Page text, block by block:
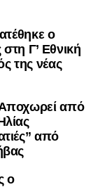
για να
Ελλάδα και τον
στο
ο
Γ’ Εθνική
της νέας
από
από
ο